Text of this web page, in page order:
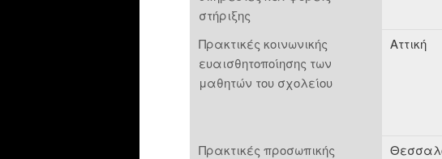
στήριξης
Πρακτικές κοινωνικής
ευαισθητοποίησης των
μαθητών του σχολείου
Αττική
Πρακτικές προσωπικής